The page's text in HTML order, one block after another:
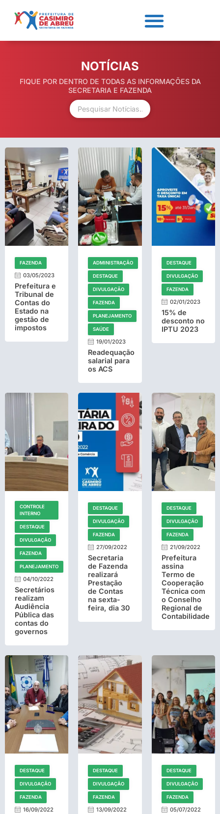
NOTÍCIAS
FIQUE POR DENTRO DE TODAS AS INFORMAÇÕES DA
SECRETARIA E FAZENDA
FAZENDA
03/05/2023
Prefeitura e
Tribunal de
Contas do
Estado na
gestão de
impostos
ADMINISTRAÇÃO
DESTAQUE
DIVULGAÇÃO
FAZENDA
PLANEJAMENTO
SAÚDE
19/01/2023
Readequação
salarial para
os ACS
DESTAQUE
DIVULGAÇÃO
FAZENDA
02/01/2023
15% de
desconto no
IPTU 2023
CONTROLE
INTERNO
DESTAQUE
DIVULGAÇÃO
FAZENDA
PLANEJAMENTO
04/10/2022
Secretários
realizam
Audiência
Pública das
contas do
governos
DESTAQUE
DIVULGAÇÃO
FAZENDA
27/09/2022
Secretaria
de Fazenda
realizará
Prestação
de Contas
na sexta-
feira, dia 30
DESTAQUE
DIVULGAÇÃO
FAZENDA
21/09/2022
Prefeitura
assina
Termo de
Cooperação
Técnica com
o Conselho
Regional de
Contabilidade
DESTAQUE
DIVULGAÇÃO
FAZENDA
16/09/2022
DESTAQUE
DIVULGAÇÃO
FAZENDA
13/09/2022
DESTAQUE
DIVULGAÇÃO
FAZENDA
05/07/2022